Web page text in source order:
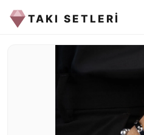
TAKI SETLERİ